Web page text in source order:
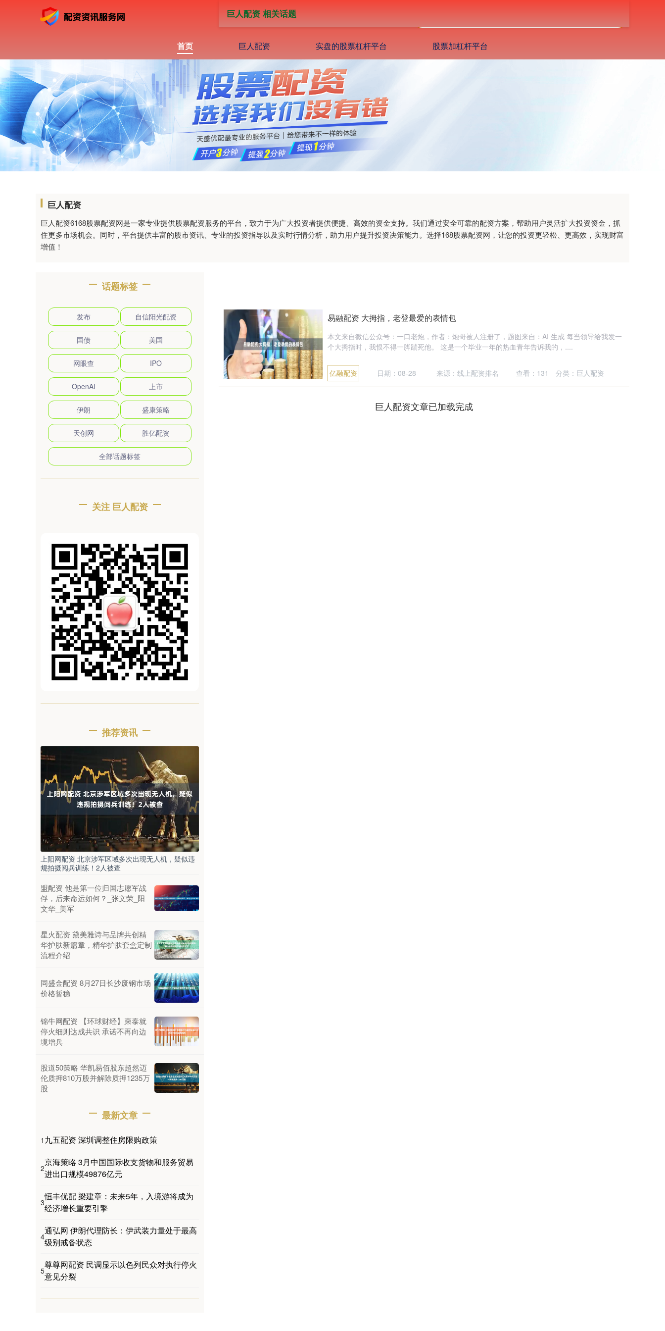
首页 巨人配资 实盘的股票杠杆平台 股票加杠杆平台
巨人配资
巨人配资6168股票配资网是一家专业提供股票配资服务的平台，致力于为广大投资者提供便捷、高效的资金支持。我们通过安全可靠的配资方案，帮助用户灵活扩大投资资金，抓
住更多市场机会。同时，平台提供丰富的股市资讯、专业的投资指导以及实时行情分析，助力用户提升投资决策能力。选择168股票配资网，让您的投资更轻松、更高效，实现财富
增值！
巨人配资 相关话题
易融配资 大拇指，老登最爱的表情包
本文来自微信公众号：一口老炮，作者：炮哥被人注册了，题图来自：AI 生成 每当领导给我发一
个大拇指时，我恨不得一脚踹死他。 这是一个毕业一年的热血青年告诉我的，....
亿融配资 日期：08-28 来源：线上配资排名 查看： 131 分类： 巨人配资
巨人配资文章已加载完成
话题标签
发布 自信阳光配资
国债 美国
网眼查 IPO
OpenAI 上市
伊朗 盛康策略
天创网 胜亿配资
全部话题标签
关注 巨人配资
推荐资讯
上阳网配资 北京涉军区域多次出现无人机，疑似违
规拍摄阅兵训练！2人被查
盟配资 他是第一位归国志愿军战
俘，后来命运如何？_张文荣_阳
文华_美军
星火配资 黛美雅诗与品牌共创精
华护肤新篇章，精华护肤套盒定制
流程介绍
同盛金配资 8月27日长沙废钢市场
价格暂稳
锦牛网配资 【环球财经】柬泰就
停火细则达成共识 承诺不再向边
境增兵
股道50策略 华凯易佰股东超然迈
伦质押810万股并解除质押1235万
股
最新文章
1 九五配资 深圳调整住房限购政策
2
京海策略 3月中国国际收支货物和服务贸易
进出口规模49876亿元
3
恒丰优配 梁建章：未来5年，入境游将成为
经济增长重要引擎
4
通弘网 伊朗代理防长：伊武装力量处于最高
级别戒备状态
5
尊尊网配资 民调显示以色列民众对执行停火
意见分裂